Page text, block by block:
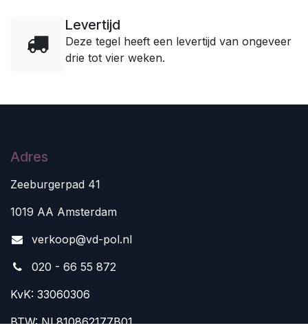
Levertijd
Deze tegel heeft een levertijd van ongeveer
drie tot vier weken.
Adres
Zeeburgerpad 41
1019 AA Amsterdam
verkoop@vd-pol.nl
020 - 66 55 872
KvK: 33060306
BTW: NL810862177B01